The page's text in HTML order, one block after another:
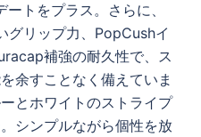
トをプラス。さらに、
グリップ力、PopCushイ
補強の耐久性で、ス
余すことなく備えていま
とホワイトのストライプ
シンプルながら個性を放